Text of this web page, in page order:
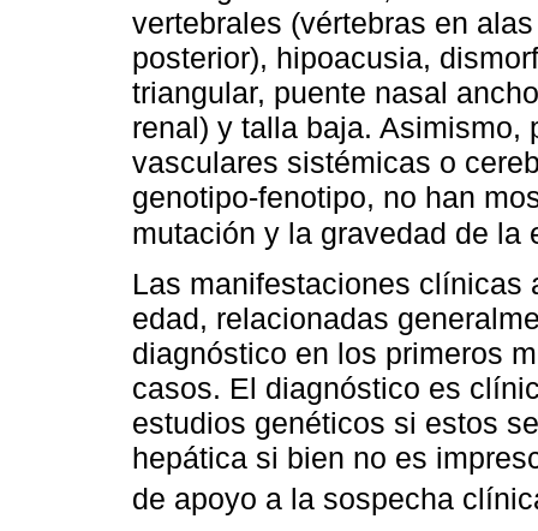
vertebrales (vértebras en
posterior), hipoacusia,
triangular, puente nasal
renal) y talla baja. Asimismo,
vasculares sistémicas o
genotipo-fenotipo, no han
mutación y la gravedad de la
Las manifestaciones clínicas
edad, relacionadas
diagnóstico en los primeros
casos. El diagnóstico es
estudios genéticos si estos
hepática si bien no es
de apoyo a la sospecha